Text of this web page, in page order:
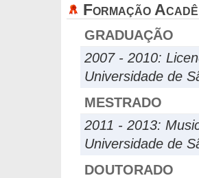
Formação
GRADUAÇÃO
2007 - 2010:
Universidade de
MESTRADO
2011 - 2013:
Universidade de
DOUTORADO